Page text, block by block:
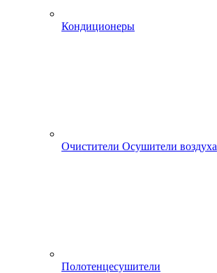
Кондиционеры
Очистители Осушители воздуха
Полотенцесушители